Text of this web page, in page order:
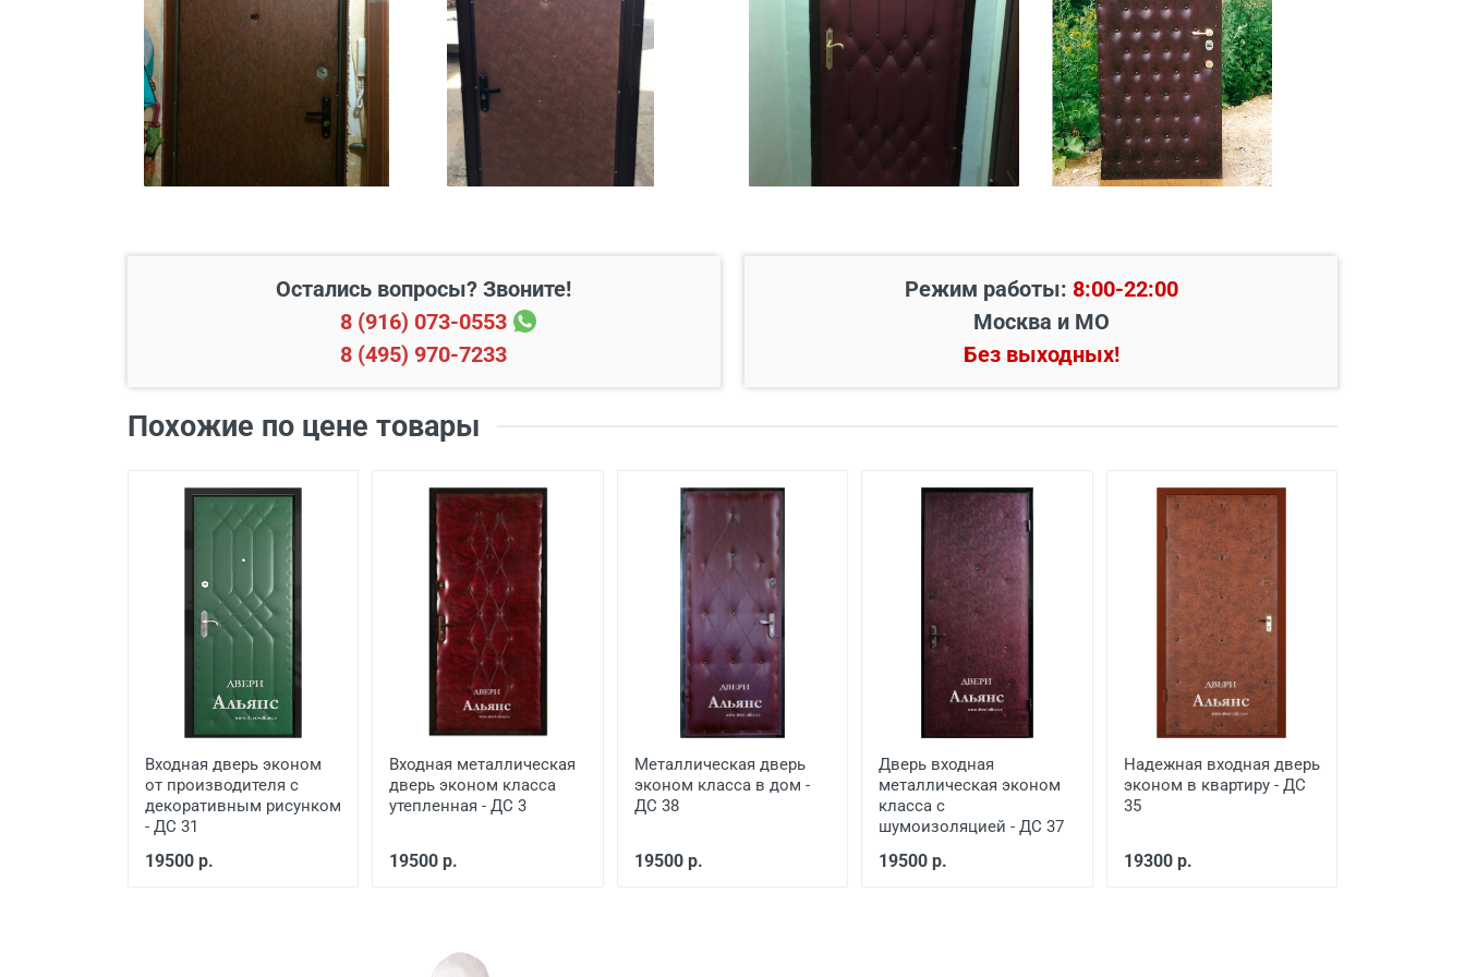
Подъем до квартиры 200 руб./этаж
Наименование вида работ
Установка входной двери в готовый проем
Заделка швов монтажной пеной от 650
Расширение проема от 1500
Сварочные работы от 1000
Остались вопросы? Звоните!
8 (916) 073-0553
8 (495) 970-7233
Режим работы: 8:00-22:00
Москва и МО
Без выходных!
Похожие по цене товары
Входная дверь эконом
от производителя с
декоративным рисунком
- ДС 31
19500 р.
Входная металлическая
дверь эконом класса
утепленная - ДС 3
19500 р.
Металлическая дверь
эконом класса в дом -
ДС 38
19500 р.
Дверь входная
металлическая эконом
класса с
шумоизоляцией - ДС 37
19500 р.
Надежная входная дверь
эконом в квартиру - ДС
35
19300 р.